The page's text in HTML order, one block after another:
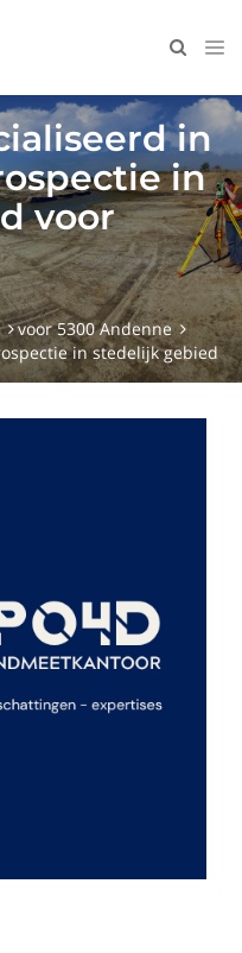
in
in
voor
voor 5300 Andenne
in stedelijk gebied